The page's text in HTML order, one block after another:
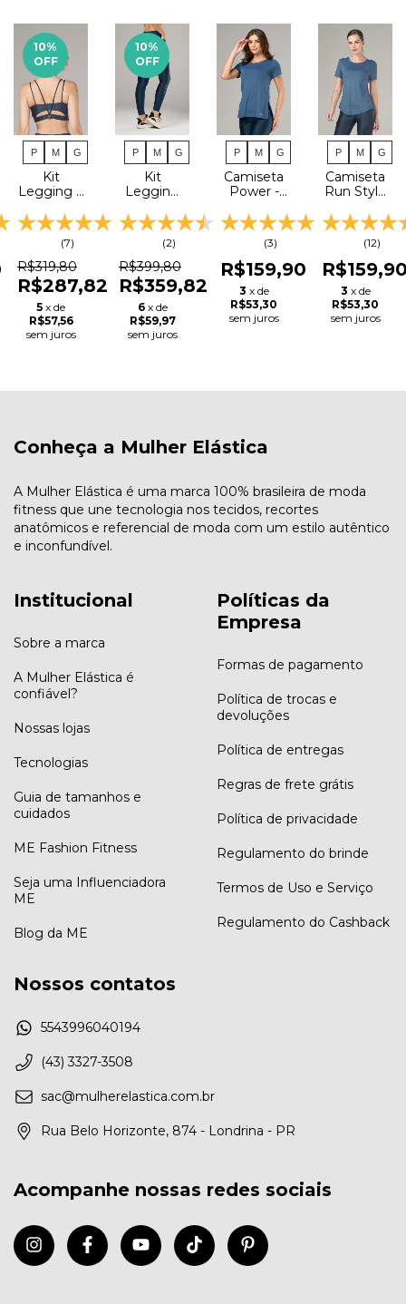
10%
OFF
P M G
Kit
Legging +
Dreamtech
- Azul
Petróleo
Escuro
(7)
R$319,80
R$287,82
5 x de
R$57,56
sem juros
10%
OFF
P M G
Kit
Legging
Bolso
New +
Top
Impact -
Azul
Petróleo
Escuro
(2)
R$399,80
R$359,82
6 x de
R$59,97
sem juros
P M G
Camiseta
Power -
Índigo
(3)
R$159,90
3 x de
R$53,30
sem juros
P M G
Camiseta
Run Style
Índigo
(12)
3 x de
R$53,30
sem juros
Conheça a Mulher Elástica
A Mulher Elástica é uma marca 100% brasileira de moda
fitness que une tecnologia nos tecidos, recortes
anatômicos e referencial de moda com um estilo autêntico
e inconfundível.
Institucional
Sobre a marca
A Mulher Elástica é
confiável?
Nossas lojas
Tecnologias
Guia de tamanhos e
cuidados
ME Fashion Fitness
Seja uma Influenciadora
ME
Blog da ME
Políticas da
Empresa
Formas de pagamento
Política de trocas e
devoluções
Política de entregas
Regras de frete grátis
Política de privacidade
Regulamento do brinde
Termos de Uso e Serviço
Regulamento do Cashback
Nossos contatos
5543996040194
(43) 3327-3508
sac@mulherelastica.com.br
Rua Belo Horizonte, 874 - Londrina - PR
Acompanhe nossas redes sociais